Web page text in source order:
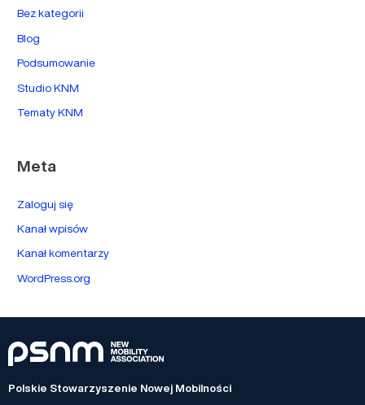
Bez kategorii
Blog
Podsumowanie
Studio KNM
Tematy KNM
Meta
Zaloguj się
Kanał wpisów
Kanał komentarzy
WordPress.org
Polskie Stowarzyszenie Nowej Mobilności